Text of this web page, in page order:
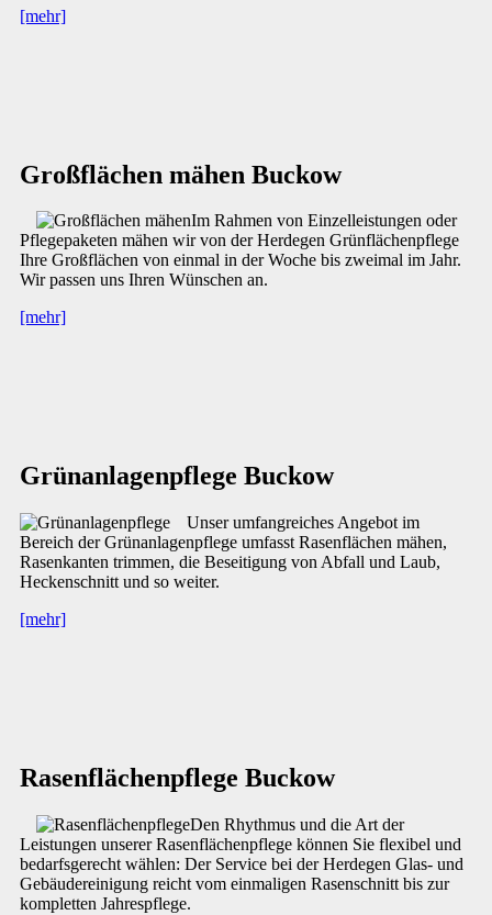
[mehr]
Großflächen mähen Buckow
Im Rahmen von Einzelleistungen oder
Pflegepaketen mähen wir von der Herdegen Grünflächenpflege
Ihre Großflächen von einmal in der Woche bis zweimal im Jahr.
Wir passen uns Ihren Wünschen an.
[mehr]
Grünanlagenpflege Buckow
Unser umfangreiches Angebot im
Bereich der Grünanlagenpflege umfasst Rasenflächen mähen,
Rasenkanten trimmen, die Beseitigung von Abfall und Laub,
Heckenschnitt und so weiter.
[mehr]
Rasenflächenpflege Buckow
Den Rhythmus und die Art der
Leistungen unserer Rasenflächenpflege können Sie flexibel und
bedarfsgerecht wählen: Der Service bei der Herdegen Glas- und
Gebäudereinigung reicht vom einmaligen Rasenschnitt bis zur
kompletten Jahrespflege.